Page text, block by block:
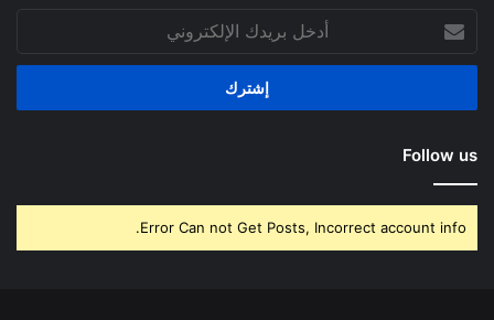
بريدك
الإلكتروني
Follow us
Error Can not Get Posts, Incorrect account info.